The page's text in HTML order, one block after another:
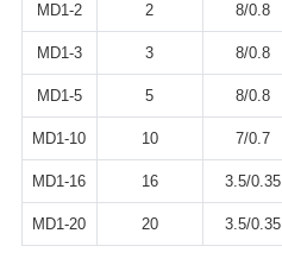
MD1-2 2 8/0.8
MD1-3 3 8/0.8
MD1-5 5 8/0.8
MD1-10 10 7/0.7
MD1-16 16 3.5/0.35
MD1-20 20 3.5/0.35